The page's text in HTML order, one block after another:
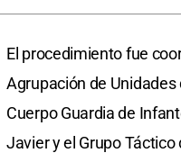
El procedimiento fue
Agrupación de Unidades
Cuerpo Guardia de
Javier y el Grupo